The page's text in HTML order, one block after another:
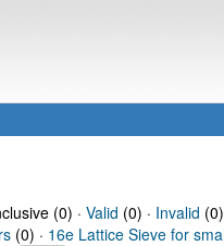
(0) · Valid (0) · Invalid
(0) · 16e Lattice Sieve for